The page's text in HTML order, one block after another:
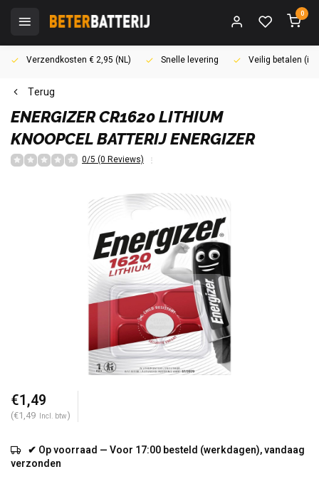
0
Verzendkosten € 2,95 (NL) Snelle levering Veilig betalen
Terug
ENERGIZERCR1620 LITHIUM
KNOOPCEL BATTERIJ ENERGIZER
0/5 (0 Reviews)
€1,49
(€1,49 Incl. btw)
✔ Op voorraad — Voor 17:00 besteld (werkdagen), vandaag
verzonden